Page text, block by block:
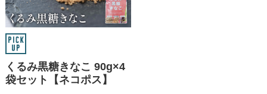
くるみ黒糖きなこ 90g×4
袋セット【ネコポス】